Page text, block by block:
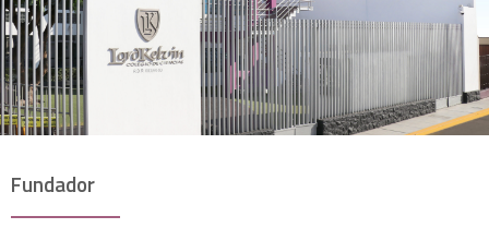
Fundador